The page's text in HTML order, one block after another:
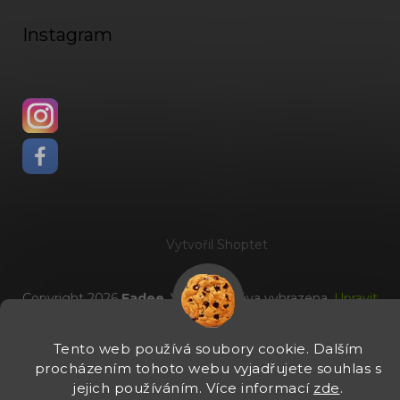
Tento web používá soubory cookie. Dalším
procházením tohoto webu vyjadřujete souhlas s
jejich používáním. Více informací zde.
Instagram
Vytvořil Shoptet
Copyright 2026Fadee. Všechna práva vyhrazena.Upravit
nastavení cookies